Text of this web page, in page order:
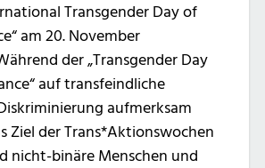
Transgender Day of
am 20. November
der „Transgender Day
auf transfeindliche
aufmerksam
Ziel der Trans*Aktionswochen
nicht-binäre Menschen und